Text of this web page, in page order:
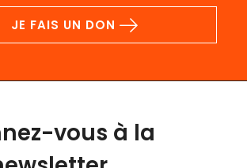
JE FAIS UN DON
vous à la